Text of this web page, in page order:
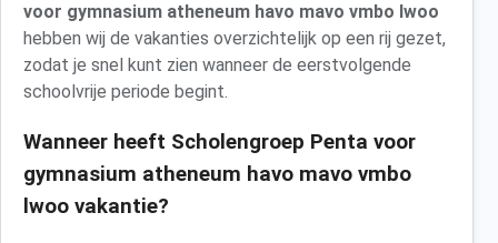
voor gymnasium atheneum havo mavo vmbo lwoo
hebben wij de vakanties overzichtelijk op een rij gezet,
zodat je snel kunt zien wanneer de eerstvolgende
schoolvrije periode begint.
Wanneer heeft Scholengroep Penta voor
gymnasium atheneum havo mavo vmbo
lwoo vakantie?